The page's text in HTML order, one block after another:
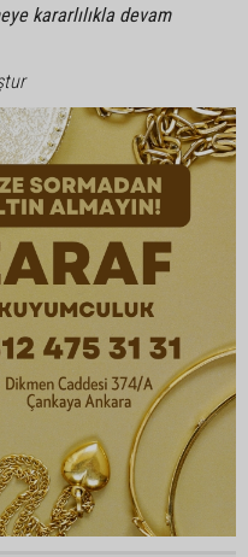
kararlılıkla devam